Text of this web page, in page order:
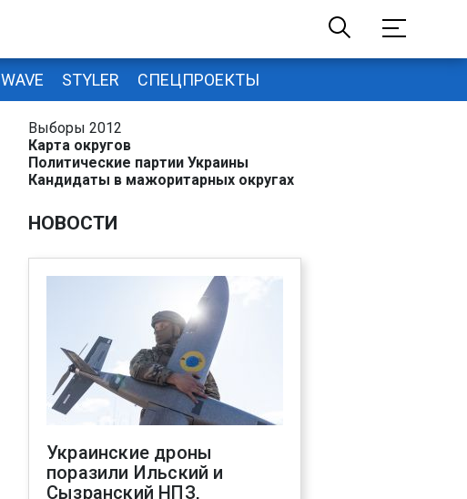
WAVE STYLER СПЕЦПРОЕКТЫ
Выборы 2012
Карта округов
Политические партии Украины
Кандидаты в мажоритарных округах
НОВОСТИ
Украинские дроны
поразили Ильский и
Сызранский НПЗ,